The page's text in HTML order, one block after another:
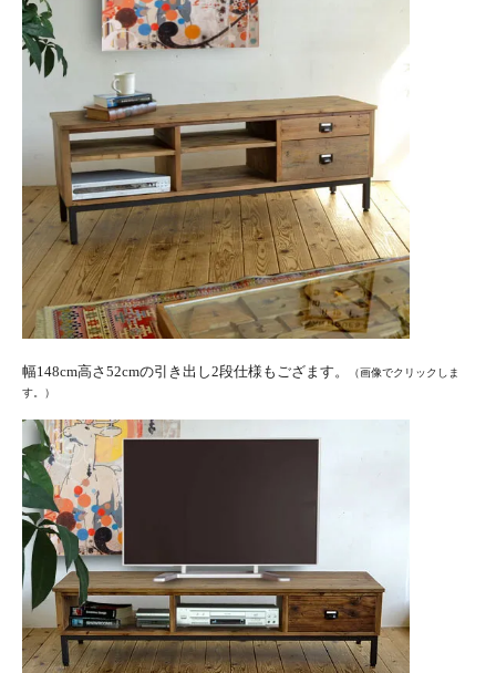
幅148cm高さ52cmの引き出し2段仕様もござます。
（画像でクリックしま
す。）